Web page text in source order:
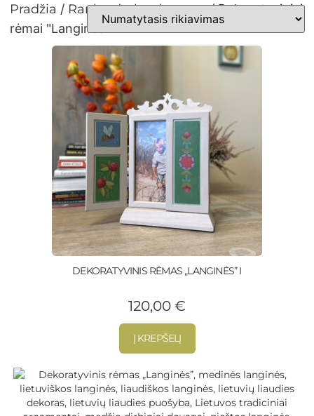
Pradžia / Rankų darbo dovanos/ Dekoratyviniai
rėmai "Langinės"
DEKORATYVINIS RĖMAS „LANGINĖS” I
120,00 €
Į KREPŠELĮ